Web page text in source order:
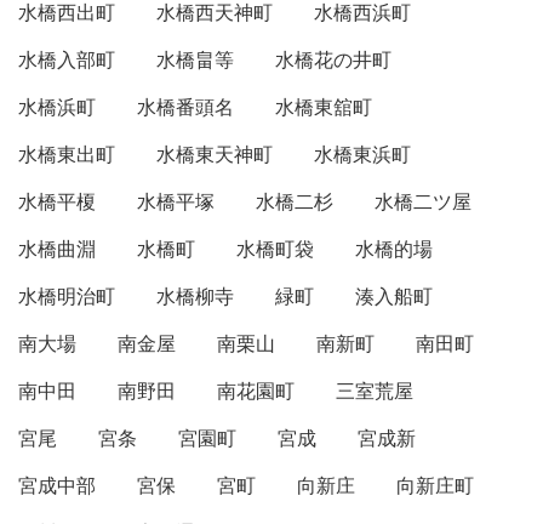
水橋西出町
水橋西天神町
水橋西浜町
水橋入部町
水橋畠等
水橋花の井町
水橋浜町
水橋番頭名
水橋東舘町
水橋東出町
水橋東天神町
水橋東浜町
水橋平榎
水橋平塚 水橋二杉
水橋二ツ屋
水橋曲淵
水橋町 水橋町袋
水橋的場
水橋明治町
水橋柳寺 緑町
湊入船町
南大場
南金屋 南栗山 南新町
南田町
南中田
南野田 南花園町
三室荒屋
宮尾
宮条 宮園町 宮成
宮成新
宮成中部
宮保 宮町 向新庄
向新庄町